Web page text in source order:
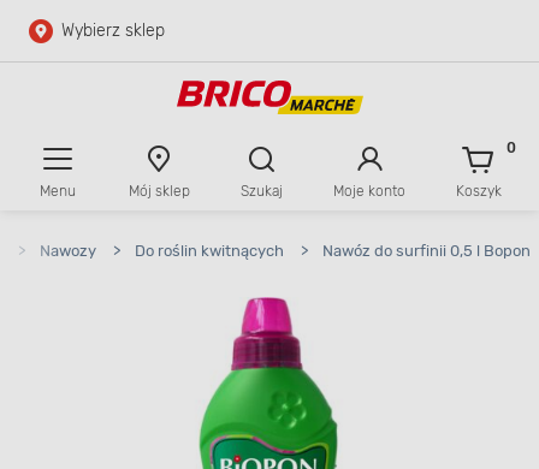
Przejdź do głównej zawartości
Wybierz sklep
Menu Mój sklep Szukaj Moje konto Koszyk
0
> Nawozy > Do roślin kwitnących > Nawóz do surfinii 0,5 l Bopon